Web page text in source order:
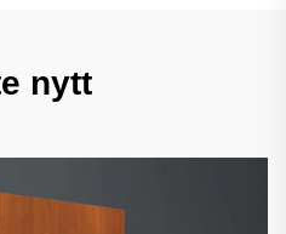
nytt